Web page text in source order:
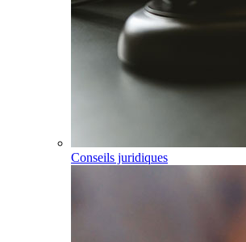
Conseils juridiques